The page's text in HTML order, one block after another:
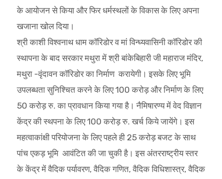
के आयोजन से किया और फिर धर्मस्थलों के विकास के लिए अपना
खजाना खोल दिया।
श्री काशी विश्वनाथ धाम कॉरिडोर व मां विन्ध्यवासिनी कॉरिडोर की
स्थापना के बाद सरकार मथुरा में श्री बांकेबिहारी जी महाराज मंदिर,
मथुरा -वृंदावन कॉरिडोर का निर्माण करायेगी। इसके लिए भूमि
उपलब्धता सुनिश्चित करने के लिए 100 करोड़ और निर्माण के लिए
50 करोड़ रु. का प्रावधान किया गया है। नैमिषारण्य में वेद विज्ञान
केंद्र की स्थपना के लिए 100 करोड़ रु. खर्च किये जायेंगे। इस
महत्वाकांक्षी परियोजना के लिए पहले ही 25 करोड़ बजट के साथ
पांच एकड़ भूमि आवंटित की जा चुकी है। इस अंतरराष्ट्रीय स्तर
के केंद्र में वैदिक पर्यावरण, वैदिक गणित, वैदिक विधिशास्त्र, वैदिक